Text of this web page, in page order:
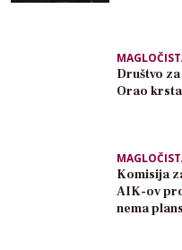
Društvo
Orao
Komisija
AIK-ov
nema